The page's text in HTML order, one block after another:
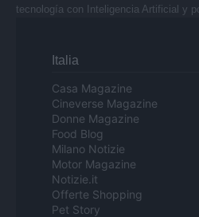
tecnología con Inteligencia Artificial y
Italia
Casa Magazine
Cineverse Magazine
Donne Magazine
Food Blog
Milano Notizie
Motor Magazine
Notizie.it
Offerte Shopping
Pet Story